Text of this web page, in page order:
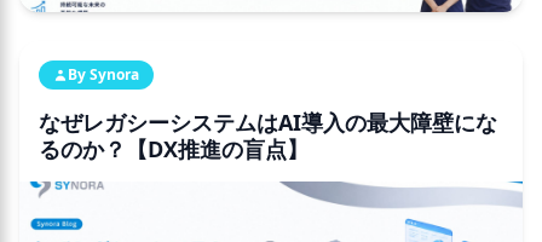
By Synora
なぜレガシーシステムはAI導入の最大障壁にな
るのか？【DX推進の盲点】